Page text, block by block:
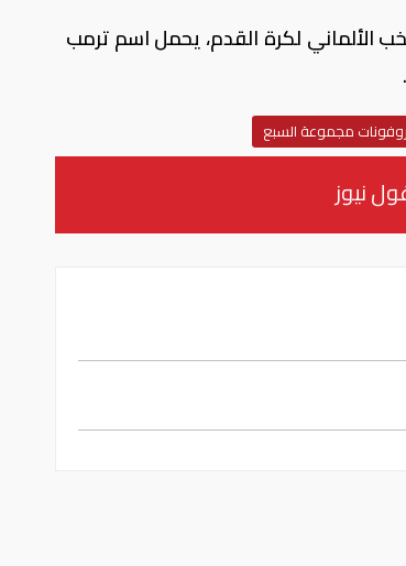
الألماني لكرة القدم، يحمل اسم ترمب
مجموعة السبع
نيوز